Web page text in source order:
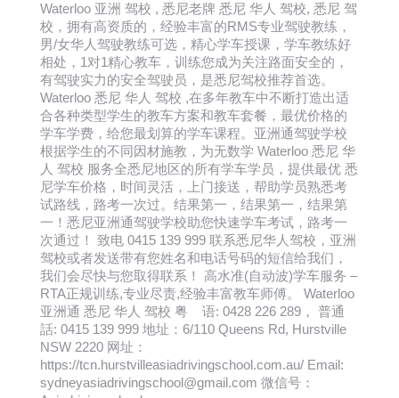
Waterloo 亚洲 驾校 , 悉尼老牌 悉尼 华人 驾校, 悉尼 驾
校，拥有高资质的，经验丰富的RMS专业驾驶教练，
男/女华人驾驶教练可选，精心学车授课，学车教练好
相处，1对1精心教车，训练您成为关注路面安全的，
有驾驶实力的安全驾驶员，是悉尼驾校推荐首选。
Waterloo 悉尼 华人 驾校 ,在多年教车中不断打造出适
合各种类型学生的教车方案和教车套餐，最优价格的
学车学费，给您最划算的学车课程。亚洲通驾驶学校
根据学生的不同因材施教，为无数学 Waterloo 悉尼 华
人 驾校 服务全悉尼地区的所有学车学员，提供最优 悉
尼学车价格，时间灵活，上门接送，帮助学员熟悉考
试路线，路考一次过。结果第一，结果第一，结果第
一！悉尼亚洲通驾驶学校助您快速学车考试，路考一
次通过！ 致电 0415 139 999 联系悉尼华人驾校，亚洲
驾校或者发送带有您姓名和电话号码的短信给我们，
我们会尽快与您取得联系！ 高水准(自动波)学车服务 –
RTA正规训练,专业尽责,经验丰富教车师傅。 Waterloo
亚洲通 悉尼 华人 驾校 粤 语: 0428 226 289， 普通
話: 0415 139 999 地址：6/110 Queens Rd, Hurstville
NSW 2220 网址：
https://tcn.hurstvilleasiadrivingschool.com.au/ Email:
sydneyasiadrivingschool@gmail.com 微信号：